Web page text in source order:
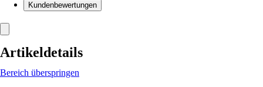
Kundenbewertungen
Artikeldetails
Bereich überspringen